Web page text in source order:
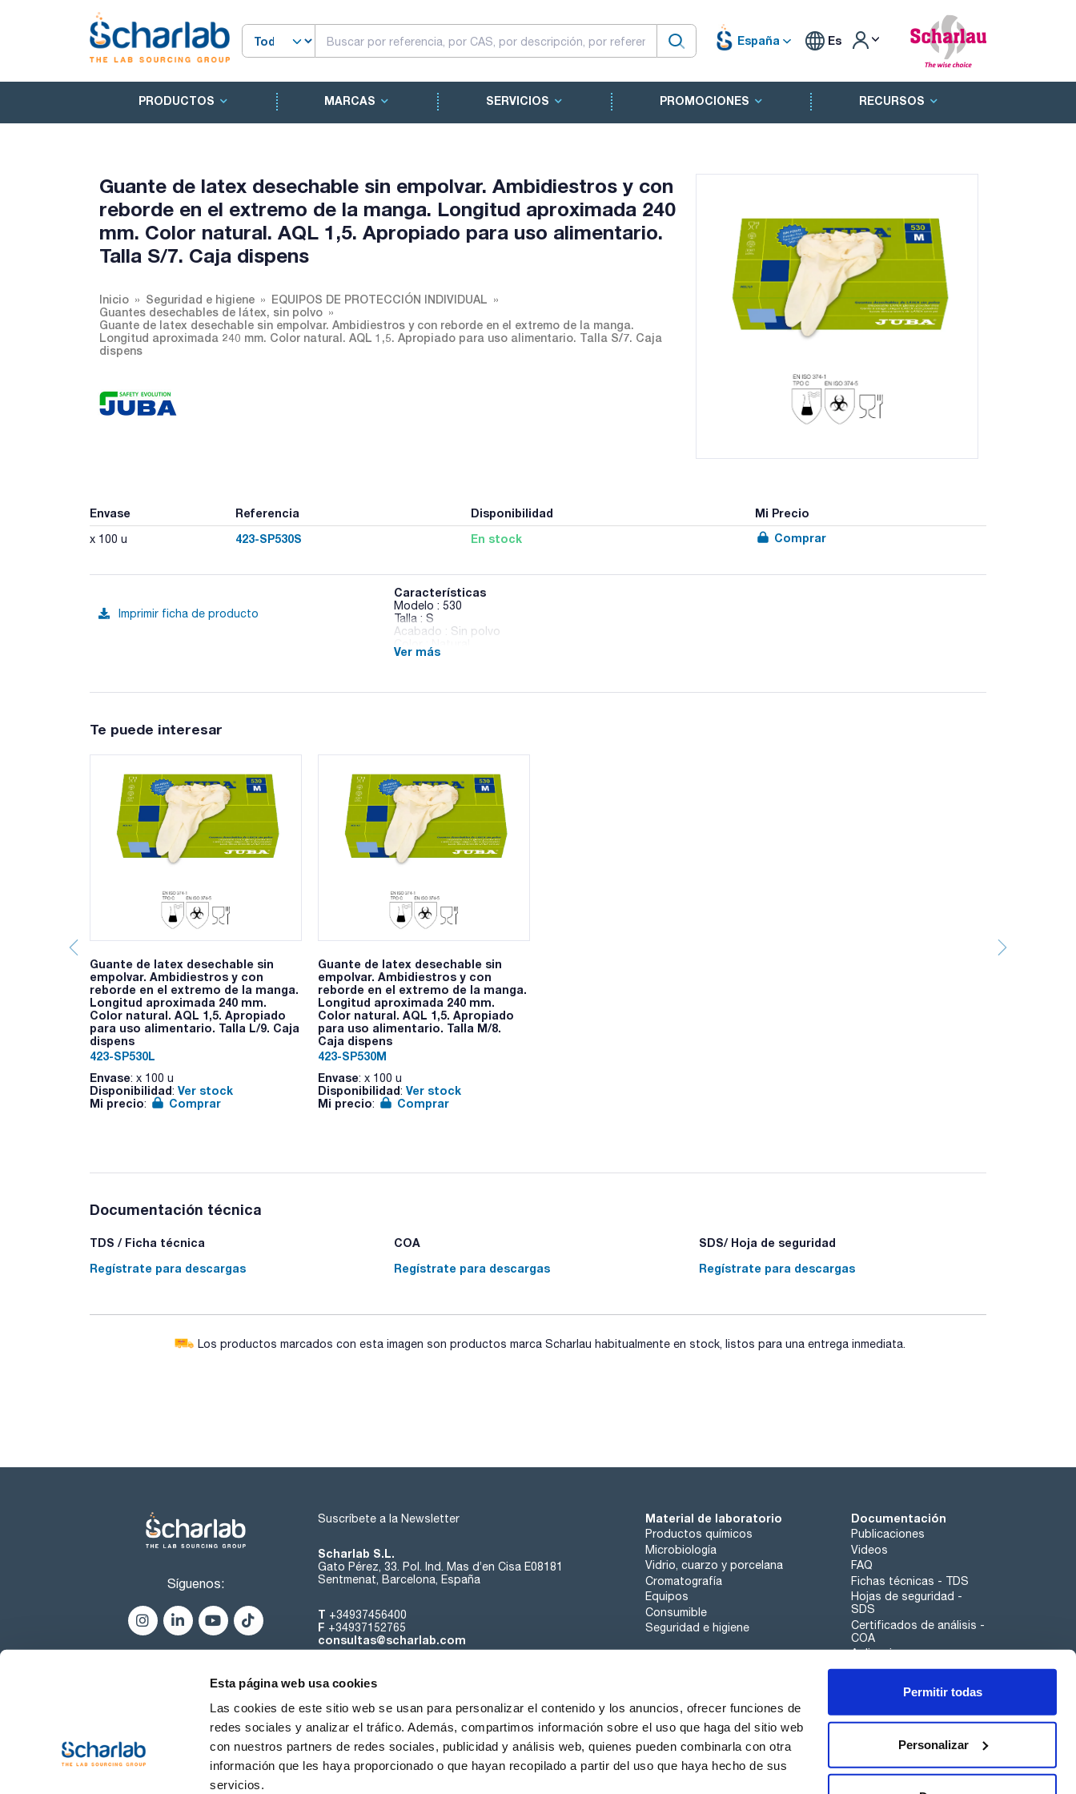
Esta página web usa cookies
Las cookies de este sitio web se usan para personalizar el contenido y los anuncios, ofrecer funciones de
redes sociales y analizar el tráfico. Además, compartimos información sobre el uso que haga del sitio web
con nuestros partners de redes sociales, publicidad y análisis web, quienes pueden combinarla con otra
información que les haya proporcionado o que hayan recopilado a partir del uso que haya hecho de sus
servicios.
Permitir todas
Personalizar
España Es
PRODUCTOS MARCAS SERVICIOS PROMOCIONES RECURSOS
Guante de latex desechable sin empolvar. Ambidiestros y con
reborde en el extremo de la manga. Longitud aproximada 240
mm. Color natural. AQL 1,5. Apropiado para uso alimentario.
Talla S/7. Caja dispens
Inicio Seguridad e higiene
EQUIPOS DE PROTECCIÓN INDIVIDUAL
Guantes desechables de látex, sin polvo
Guante de latex desechable sin empolvar. Ambidiestros y con reborde en el extremo de la manga.
Longitud aproximada 240 mm. Color natural. AQL 1,5. Apropiado para uso alimentario. Talla S/7. Caja
dispens
Envase Referencia Disponibilidad Mi Precio
x 100 u 423-SP530S En stock Comprar
Imprimir ficha de producto
Características
Modelo : 530
Talla : S
Acabado : Sin polvo
Grosor (mm) : 0,15
Pack (u.) : 100
Categoría III. AQL 1,5.
alimentaria.
Ver más
Te puede interesar
Guante de latex desechable sin
empolvar. Ambidiestros y con
reborde en el extremo de la manga.
Longitud aproximada 240 mm.
Color natural. AQL 1,5. Apropiado
para uso alimentario. Talla L/9. Caja
dispens
423-SP530L
Envase: x 100 u
Disponibilidad: Ver stock
Mi precio: Comprar
Guante de latex desechable sin
empolvar. Ambidiestros y con
reborde en el extremo de la manga.
Longitud aproximada 240 mm.
Color natural. AQL 1,5. Apropiado
para uso alimentario. Talla M/8.
Caja dispens
423-SP530M
Envase: x 100 u
Disponibilidad: Ver stock
Mi precio: Comprar
Documentación técnica
TDS / Ficha técnica
Regístrate para descargas
COA
Regístrate para descargas
SDS/ Hoja de seguridad
Regístrate para descargas
Los productos marcados con esta imagen son productos marca Scharlau habitualmente en stock, listos para una entrega inmediata.
Síguenos:
Suscríbete a la Newsletter
Scharlab S.L.
Gato Pérez, 33. Pol. Ind. Mas d’en Cisa E08181
Sentmenat, Barcelona, España
T +34937456400
F +34937152765
consultas@scharlab.com
Material de laboratorio
Productos químicos
Microbiología
Vidrio, cuarzo y porcelana
Cromatografía
Equipos
Consumible
Seguridad e higiene
Documentación
Publicaciones
Videos
FAQ
Fichas técnicas - TDS
Hojas de seguridad -
SDS
Certificados de análisis -
COA
Aplicaciones
Tabla Periódica
Canal de denuncias
Sobre nosotros Contacta Noticias Trabaja con nosotros
Condiciones de uso